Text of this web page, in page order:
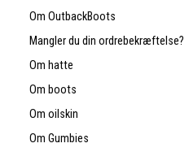
Om OutbackBoots
Mangler du din ordrebekræftelse?
Om hatte
Om boots
Om oilskin
Om Gumbies